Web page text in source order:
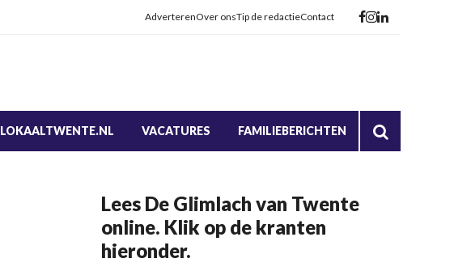
AdverterenOver onsTip de redactieContact
LOKAALTWENTE.NL VACATURES FAMILIEBERICHTEN
Lees De Glimlach van Twente
online. Klik op de kranten
hieronder.